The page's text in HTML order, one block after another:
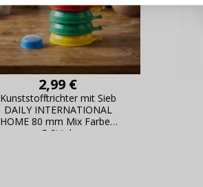
2,99 €
Kunststofftrichter mit Sieb
DAILY INTERNATIONAL
HOME 80 mm Mix Farben
5 Stück
Live-Überblick über Änderungen an der
Bestellung,